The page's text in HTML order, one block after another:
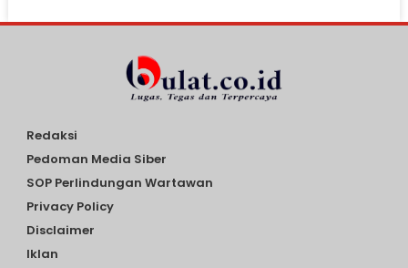
Redaksi
Pedoman Media Siber
SOP Perlindungan Wartawan
Privacy Policy
Disclaimer
Iklan